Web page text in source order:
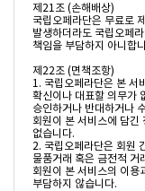
제21조 (손해배상)
국립오페라단은 무료로
발생하더라도 국립오페
책임을 부담하지 아니합
제22조 (면책조항)
1. 국립오페라단은 본 서
확신이나 대표할 의무가
승인하거나 반대하거나
회원이 본 서비스에 담긴
없습니다.
2. 국립오페라단은 회원
물품거래 혹은 금전적 거
회원이 본 서비스의 이용
부담하지 않습니다.